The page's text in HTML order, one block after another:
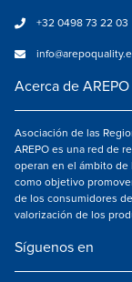
+32 0498 73 22 03
Acerca de AREPO
Asociación de las
AREPO es una red de
operan en el ámbito de
como objetivo
de los consumidores
valorización de los
Síguenos en